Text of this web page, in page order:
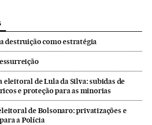
destruição como estratégia
eleitoral de Lula da Silva: subidas de
e proteção para as minorias
de Bolsonaro: privatizações e
a Polícia